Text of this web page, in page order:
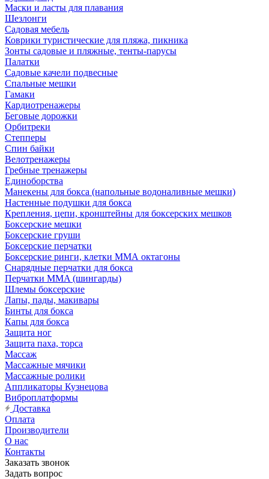
Маски и ласты для плавания
Шезлонги
Садовая мебель
Коврики туристические для пляжа, пикника
Зонты садовые и пляжные, тенты-парусы
Палатки
Садовые качели подвесные
Спальные мешки
Гамаки
Кардиотренажеры
Беговые дорожки
Орбитреки
Степперы
Спин байки
Велотренажеры
Гребные тренажеры
Единоборства
Манекены для бокса (напольные водоналивные мешки)
Настенные подушки для бокса
Крепления, цепи, кронштейны для боксерских мешков
Боксерские мешки
Боксерские груши
Боксерские перчатки
Боксерские ринги, клетки ММА октагоны
Снарядные перчатки для бокса
Перчатки MMA (шингарды)
Шлемы боксерские
Лапы, пады, макивары
Бинты для бокса
Капы для бокса
Защита ног
Защита паха, торса
Массаж
Массажные мячики
Массажные ролики
Аппликаторы Кузнецова
Виброплатформы
Доставка
Оплата
Производители
О нас
Контакты
Заказать звонок
Задать вопрос